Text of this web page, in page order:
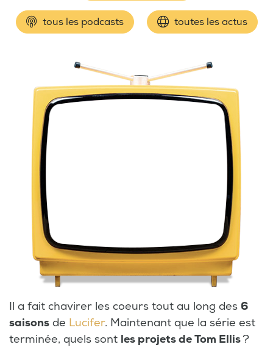
tous les podcasts toutes les actus
Il a fait chavirer les coeurs tout au long des 6
saisons de Lucifer. Maintenant que la série est
terminée, quels sont les projets de Tom Ellis?